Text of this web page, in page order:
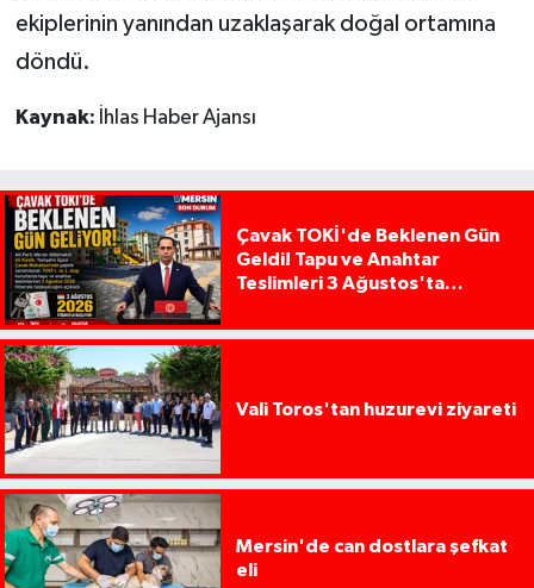
ekiplerinin yanından uzaklaşarak doğal ortamına
döndü.
Kaynak: İhlas Haber Ajansı
Çavak TOKİ'de Beklenen Gün
Geldi! Tapu ve Anahtar
Teslimleri 3 Ağustos'ta
Vali Toros'tan huzurevi ziyareti
Mersin'de can dostlara şefkat
eli